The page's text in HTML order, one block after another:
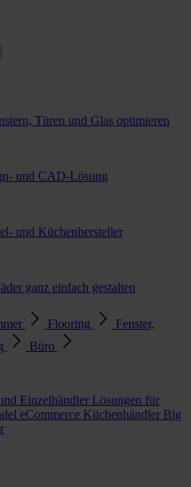
Türen und Glas optimieren
und CAD-Lösung
und Küchenhersteller
ganz einfach gestalten
Flooring
Fenster,
Büro
Einzelhändler Lösungen für
eCommerce Küchenhändler Big